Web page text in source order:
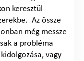
keresztül
Az össze
még messze
a probléma
vagy